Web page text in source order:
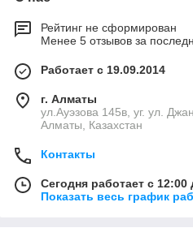
Рейтинг не сформирован
Менее 5 отзывов за
Работает с 19.09.2014
г. Алматы
ул.Ауэзова 145в, уг. ул.
Алматы, Казахстан
Контакты
Сегодня работает с 12:00
Показать весь график